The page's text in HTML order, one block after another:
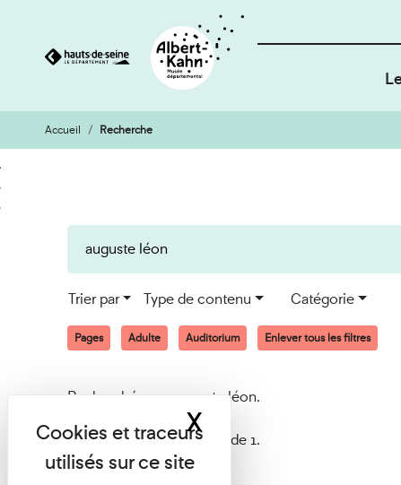
Aller
au
contenu
Aller
à
la
Accueil Recherche
Trier par Type de contenu Catégorie
Pages Adulte Auditorium Enlever tous les filtres
Recherché pour auguste léon.
Afficher les résultats 1 à 1 de 1.
XMasquer le